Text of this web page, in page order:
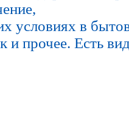
условиях в
и прочее. Есть